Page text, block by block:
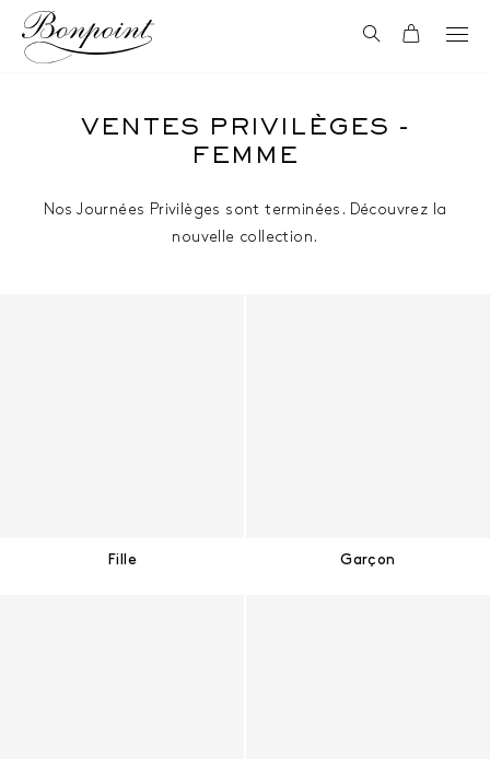
Aller directement au contenu
Recherche
Panier
VENTES PRIVILÈGES -
FEMME
Nos Journées Privilèges sont terminées. Découvrez la
nouvelle collection.
Fille Garçon